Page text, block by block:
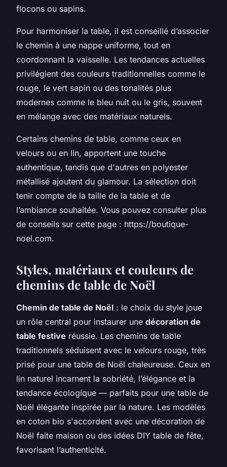
flocons ou sapins.
Pour harmoniser la table, il est conseillé d’associer
le chemin à une nappe uniforme, tout en
coordonnant la vaisselle. Les tendances actuelles
privilégient des couleurs traditionnelles comme le
rouge, le vert sapin ou des tonalités plus
modernes comme le bleu nuit ou le gris, souvent
en mélange avec des matériaux naturels.
Certains chemins de table, comme ceux en
velours ou en lin, apportent une touche
authentique, tandis que d'autres en polyester
métallisé ajoutent du glamour. La sélection doit
tenir compte de la taille de la table et de
l’ambiance souhaitée. Vous pouvez consulter plus
de conseils sur cette page : https://boutique-
noel.com.
Styles, matériaux et couleurs de
chemins de table de Noël
Chemin de table de Noël : le choix du style joue
un rôle central pour instaurer une décoration de
table festive réussie. Les chemins de table
traditionnels séduisent avec le velours rouge, très
prisé pour une table de Noël chaleureuse. Ceux en
lin naturel incarnent la sobriété, l’élégance et la
tendance écologique — parfaits pour une table de
Noël élégante inspirée par la nature. Les modèles
en coton bio s'accordent avec une décoration de
Noël faite maison ou des idées DIY table de fête,
favorisant l’authenticité.